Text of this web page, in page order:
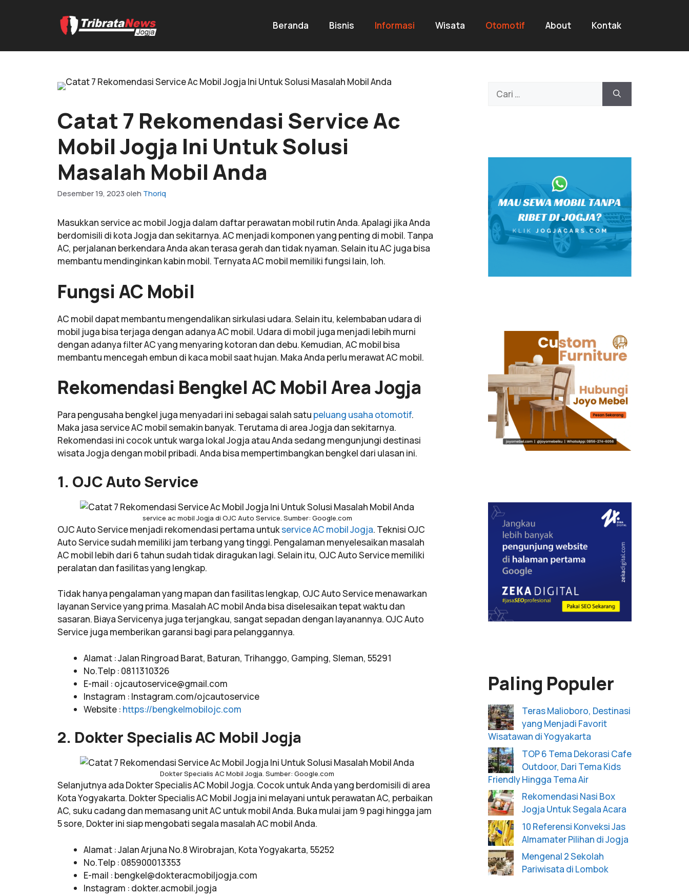
Beranda Bisnis Informasi Wisata Otomotif About Kontak
Catat 7 Rekomendasi Service Ac
Mobil Jogja Ini Untuk Solusi
Masalah Mobil Anda
Desember 19, 2023 oleh Thoriq
Masukkan service ac mobil Jogja dalam daftar perawatan mobil rutin Anda. Apalagi jika Anda
berdomisili di kota Jogja dan sekitarnya. AC menjadi komponen yang penting di mobil. Tanpa
AC, perjalanan berkendara Anda akan terasa gerah dan tidak nyaman. Selain itu AC juga bisa
membantu mendinginkan kabin mobil. Ternyata AC mobil memiliki fungsi lain, loh.
Fungsi AC Mobil
AC mobil dapat membantu mengendalikan sirkulasi udara. Selain itu, kelembaban udara di
mobil juga bisa terjaga dengan adanya AC mobil. Udara di mobil juga menjadi lebih murni
dengan adanya filter AC yang menyaring kotoran dan debu. Kemudian, AC mobil bisa
membantu mencegah embun di kaca mobil saat hujan. Maka Anda perlu merawat AC mobil.
Rekomendasi Bengkel AC Mobil Area Jogja
Para pengusaha bengkel juga menyadari ini sebagai salah satu peluang usaha otomotif.
Maka jasa service AC mobil semakin banyak. Terutama di area Jogja dan sekitarnya.
Rekomendasi ini cocok untuk warga lokal Jogja atau Anda sedang mengunjungi destinasi
wisata Jogja dengan mobil pribadi. Anda bisa mempertimbangkan bengkel dari ulasan ini.
1. OJC Auto Service
service ac mobil Jogja di OJC Auto Service. Sumber: Google.com
OJC Auto Service menjadi rekomendasi pertama untukservice AC mobil Jogja. Teknisi OJC
Auto Service sudah memiliki jam terbang yang tinggi. Pengalaman menyelesaikan masalah
AC mobil lebih dari 6 tahun sudah tidak diragukan lagi. Selain itu, OJC Auto Service memiliki
peralatan dan fasilitas yang lengkap.
Tidak hanya pengalaman yang mapan dan fasilitas lengkap, OJC Auto Service menawarkan
layanan Service yang prima. Masalah AC mobil Anda bisa diselesaikan tepat waktu dan
sasaran. Biaya Servicenya juga terjangkau, sangat sepadan dengan layanannya. OJC Auto
Service juga memberikan garansi bagi para pelanggannya.
Alamat : Jalan Ringroad Barat, Baturan, Trihanggo, Gamping, Sleman, 55291
No.Telp : 0811310326
E-mail : ojcautoservice@gmail.com
Instagram : Instagram.com/ojcautoservice
Website : https://bengkelmobilojc.com
2. Dokter Specialis AC Mobil Jogja
Dokter Specialis AC Mobil Jogja. Sumber: Google.com
Selanjutnya ada Dokter Specialis AC Mobil Jogja. Cocok untuk Anda yang berdomisili di area
Kota Yogyakarta. Dokter Specialis AC Mobil Jogja ini melayani untuk perawatan AC, perbaikan
AC, suku cadang dan memasang unit AC untuk mobil Anda. Buka mulai jam 9 pagi hingga jam
5 sore, Dokter ini siap mengobati segala masalah AC mobil Anda.
Alamat : Jalan Arjuna No.8 Wirobrajan, Kota Yogyakarta, 55252
No.Telp : 085900013353
E-mail : bengkel@dokteracmobiljogja.com
Instagram : dokter.acmobil.jogja
Paling Populer
Teras Malioboro, Destinasi
yang Menjadi Favorit
Wisatawan di Yogyakarta
TOP 6 Tema Dekorasi Cafe
Outdoor, Dari Tema Kids
Friendly Hingga Tema Air
Rekomendasi Nasi Box
Jogja Untuk Segala Acara
10 Referensi Konveksi Jas
Almamater Pilihan di Jogja
Mengenal 2 Sekolah
Pariwisata di Lombok